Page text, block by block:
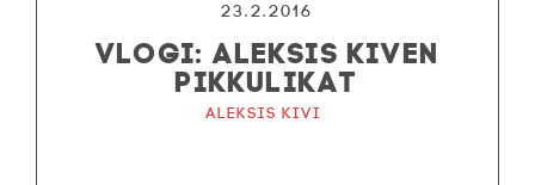
23.2.2016
VLOGI: ALEKSIS KIVEN
PIKKULIKAT
Aleksis Kivi